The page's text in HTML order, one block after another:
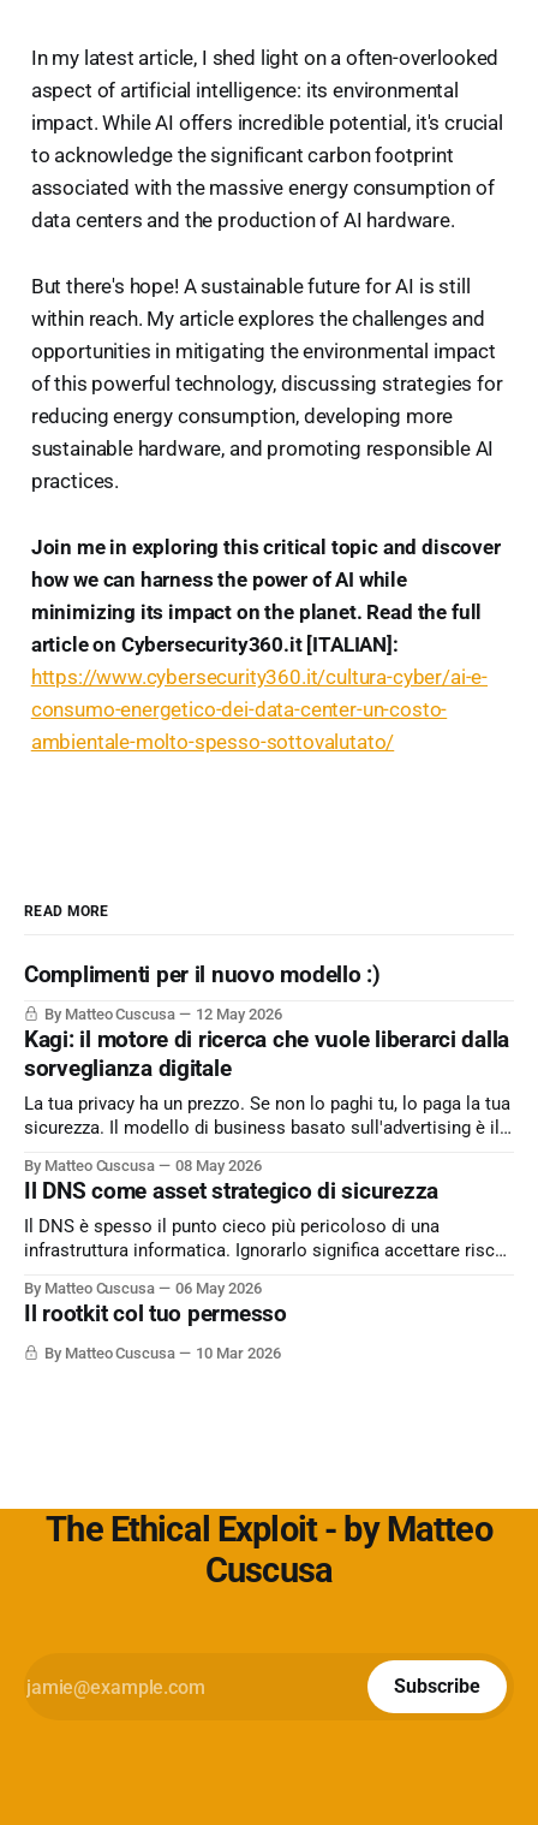
In my latest article, I shed light on a often-overlooked
aspect of artificial intelligence: its environmental
impact. While AI offers incredible potential, it's crucial
to acknowledge the significant carbon footprint
associated with the massive energy consumption of
data centers and the production of AI hardware.
But there's hope! A sustainable future for AI is still
within reach. My article explores the challenges and
opportunities in mitigating the environmental impact
of this powerful technology, discussing strategies for
reducing energy consumption, developing more
sustainable hardware, and promoting responsible AI
practices.
Join me in exploring this critical topic and discover
how we can harness the power of AI while
minimizing its impact on the planet. Read the full
article on Cybersecurity360.it [ITALIAN]:
https://www.cybersecurity360.it/cultura-cyber/ai-e-
consumo-energetico-dei-data-center-un-costo-
ambientale-molto-spesso-sottovalutato/
READ MORE
Complimenti per il nuovo modello :)
By Matteo Cuscusa 12 May 2026
Kagi: il motore di ricerca che vuole liberarci dalla
sorveglianza digitale
La tua privacy ha un prezzo. Se non lo paghi tu, lo paga la tua
sicurezza. Il modello di business basato sull'advertising è il
motore di ricerca un servizio dove l'utente è il cliente
By Matteo Cuscusa 08 May 2026
Il DNS come asset strategico di sicurezza
Il DNS è spesso il punto cieco più pericoloso di una
infrastruttura informatica. Ignorarlo significa accettare rischi
semplicemente per non aver messo in discussione un
default. L'approfondimento nel mio articolo su
Cybersecurity360 - Nextwork360:
By Matteo Cuscusa 06 May 2026
Il rootkit col tuo permesso
By Matteo Cuscusa 10 Mar 2026
The Ethical Exploit - by Matteo
Cuscusa
Subscribe